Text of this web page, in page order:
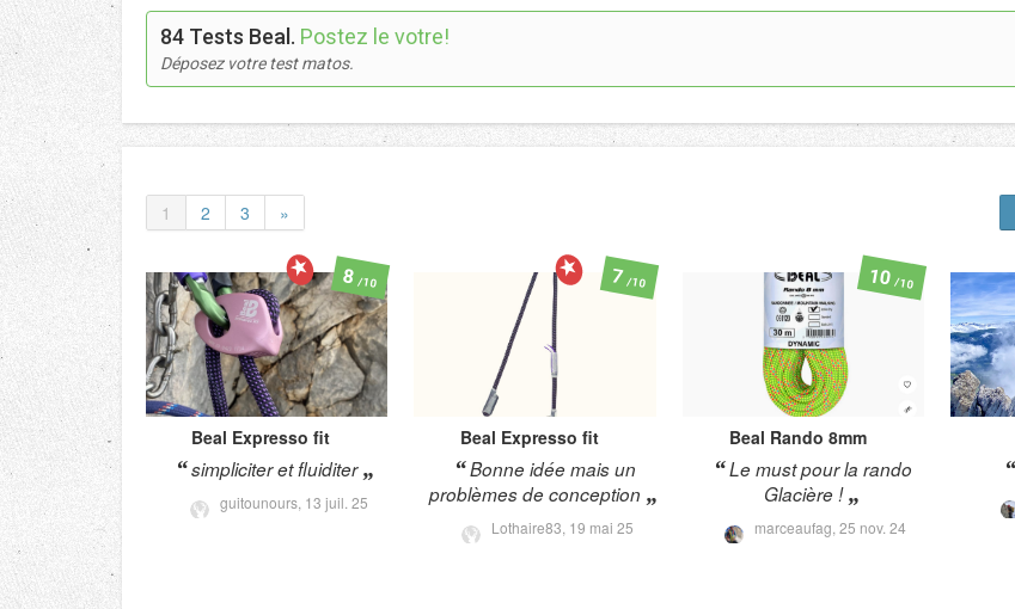
84 Tests Beal. Postez le votre!
Déposez votre test matos.
1 2 3 »
Beal Expresso fit
simpliciter et fluiditer
guitounours, 13 juil. 25
8/10
Beal Expresso fit
Bonne idée mais un
problèmes de conception
Lothaire83, 19 mai 25
7/10
Beal Rando 8mm
Le must pour la rando
Glacière !
marceaufag,25 nov. 24
10/10